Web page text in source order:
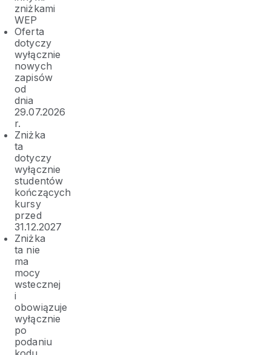
zniżkami
WEP
Oferta
dotyczy
wyłącznie
nowych
zapisów
od
dnia
29.07.2026
r.
Zniżka
ta
dotyczy
wyłącznie
studentów
kończących
kursy
przed
31.12.2027
Zniżka
ta nie
ma
mocy
wstecznej
i
obowiązuje
wyłącznie
po
podaniu